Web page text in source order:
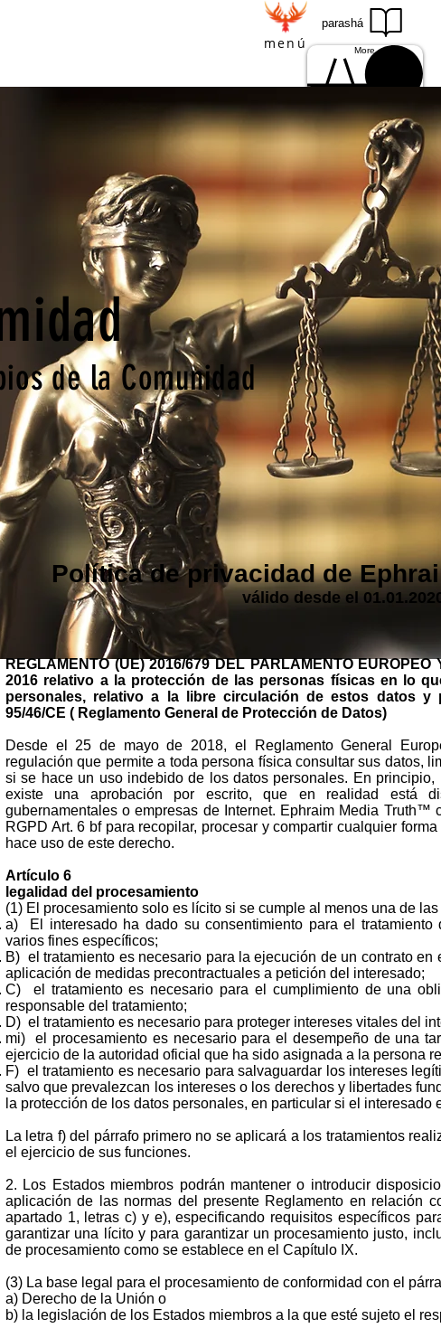
menú
parashá
More
Einloggen
Iniciar sesión
de la Comunidad
Política de privacidad de
válido desde el
REGLAMENTO (UE) 2016/679 DEL PARLAMENTO
2016 relativo a la protección de las personas físicas en lo
personales, relativo a la libre circulación de estos datos
95/46/CE ( Reglamento General de Protección de Datos)
Desde el 25 de mayo de 2018, el Reglamento General
regulación que permite a toda persona física consultar sus datos,
si se hace un uso indebido de los datos personales. En
existe una aprobación por escrito, que en realidad está
gubernamentales o empresas de Internet. Ephraim Media Truth™
RGPD Art. 6 bf para recopilar, procesar y compartir cualquier
hace uso de este derecho.
Artículo 6
legalidad del procesamiento
(1) El procesamiento solo es lícito si se cumple al menos una de
a) El interesado ha dado su consentimiento para el
varios fines específicos;
B) el tratamiento es necesario para la ejecución de un contrato
aplicación de medidas precontractuales a petición del interesado;
C) el tratamiento es necesario para el cumplimiento de una
responsable del tratamiento;
D) el tratamiento es necesario para proteger intereses vitales del
mi) el procesamiento es necesario para el desempeño de una
ejercicio de la autoridad oficial que ha sido asignada a la persona
F) el tratamiento es necesario para salvaguardar los intereses
salvo que prevalezcan los intereses o los derechos y libertades
la protección de los datos personales, en particular si el interesado
La letra f) del párrafo primero no se aplicará a los tratamientos
el ejercicio de sus funciones.
2. Los Estados miembros podrán mantener o introducir
aplicación de las normas del presente Reglamento en relación
apartado 1, letras c) y e), especificando requisitos específicos
garantizar una lícito y para garantizar un procesamiento justo,
de procesamiento como se establece en el Capítulo IX.
(3) La base legal para el procesamiento de conformidad con el
a) Derecho de la Unión o
b) la legislación de los Estados miembros a la que esté sujeto el